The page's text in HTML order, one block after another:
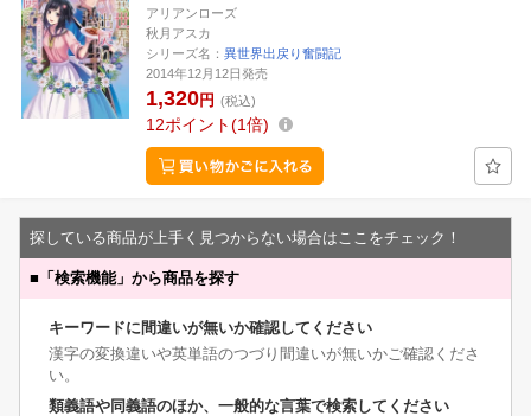
アリアンローズ
秋月アスカ
シリーズ名： 異世界出戻り奮闘記
2014年12月12日発売
1,320円 (税込)
12ポイント 1倍
探している商品が上手く見つからない場合はここをチェック！
■ 「検索機能」から商品を探す
キーワードに間違いが無いか確認してください
漢字の変換違いや英単語のつづり間違いが無いかご確認くださ
い。
類義語や同義語のほか、一般的な言葉で検索してください